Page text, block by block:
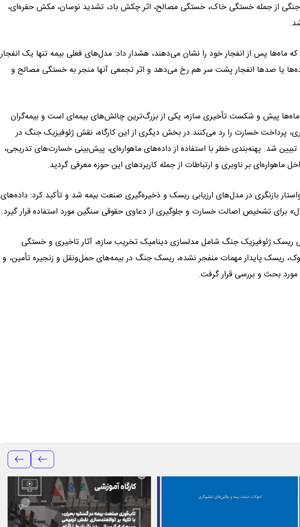
جنگی از جمله خستگی خاک، خستگی مصالح، اثر چکش باد، تشدید نوسان، مکش حفره‌ای،
ماه‌ها پس از انفجار خود را نشان می‌دهند، هشدار داد: مدل‌های فعلی بیمه تنها یک انفجار
یا صدها انفجار پشت سر هم رخ می‌دهد و اثر تجمعی آنها منجر به خستگی مصالح و
ماه‌ها پیش و شکست تأخیری سازه، یکی از بزرگ‌ترین چالش‌های بیمه‌ای است و بیمه‌گران
پرداخت خسارت را رد می‌کنند.در بخش دیگری از این کارگاه، نقش ژئوفیزیک جنگ در
شد. پهنه‌بندی خطر با استفاده از داده‌های ماهواره‌ای، پیش‌بینی خسارت‌های تدریجی،
بر ناوبری و ارتباطات از جمله کاربردهای این حوزه معرفی گردید.
بازنگری در مدل‌های ارزیابی ریسک و ذخیره‌گیری صنعت بیمه شد و تأکید کرد: داده‌های
برای تشخیص اصالت خسارت و جلوگیری از دعاوی حقوقی سنگین مورد استفاده قرار گیرد.
ریسک ژئوفیزیک جنگ شامل مدلسازی دینامیک تخریب سازه، آثار تاخیری و خستگی
ریسک پایدار مهمات منفجر نشده، ریسک جنگ در بیمه‌های حمل‌ونقل و زنجیره تأمین، و
بحث و بررسی قرار گرفت.